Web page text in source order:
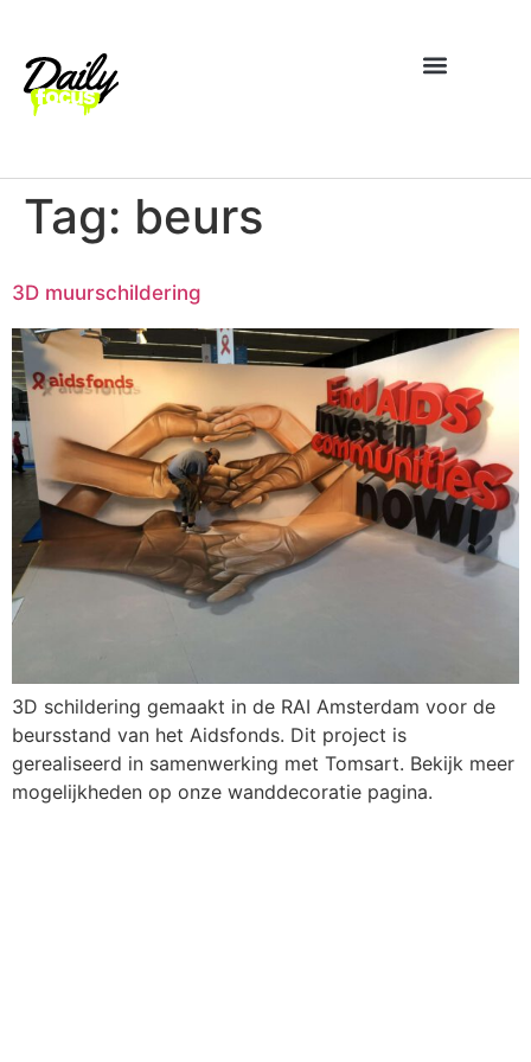
Tag: beurs
3D muurschildering
3D schildering gemaakt in de RAI Amsterdam voor de
beursstand van het Aidsfonds. Dit project is
gerealiseerd in samenwerking met Tomsart. Bekijk meer
mogelijkheden op onze wanddecoratie pagina.